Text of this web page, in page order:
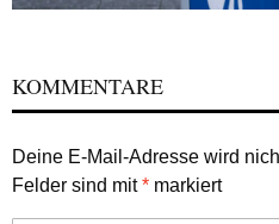
KOMMENTARE
Deine E-Mail-Adresse wird
Felder sind mit* markiert